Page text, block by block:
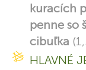
kuracích
penne so
cibuľka
HLAVNÉ